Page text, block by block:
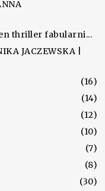
thriller fabularni...
JACZEWSKA |
(16)
(14)
(12)
(10)
(7)
(8)
(30)